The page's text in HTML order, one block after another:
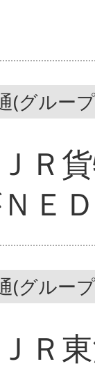
(グルー
ＪＲ
Ｅ
(グルー
ＪＲ